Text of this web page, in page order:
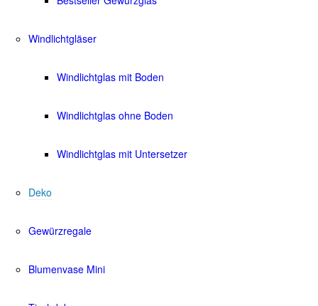
Windlichtgläser
Windlichtglas mit Boden
Windlichtglas ohne Boden
Windlichtglas mit Untersetzer
Deko
Gewürzregale
Blumenvase Mini